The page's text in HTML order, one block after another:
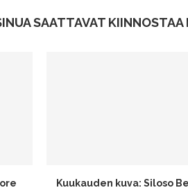
SAATTAVAT KIINNOSTAA
Kuukauden kuva: Siloso